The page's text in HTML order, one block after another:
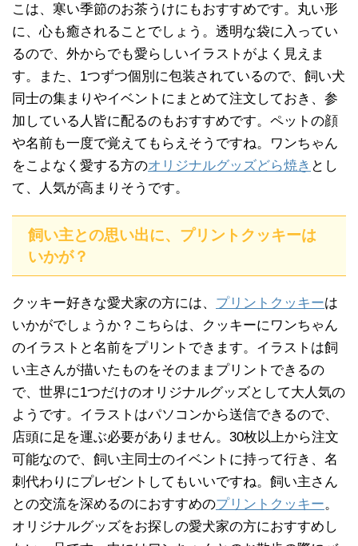
こは、寒い季節のお茶うけにもおすすめです。丸い形
に、心も癒されることでしょう。透明な袋に入ってい
るので、外からでも愛らしいイラストがよく見えま
す。また、1つずつ個別に包装されているので、飼い犬
同士の集まりやイベントにまとめて注文しておき、参
加している人皆に配るのもおすすめです。ペットの顔
や名前も一度で覚えてもらえそうですね。ワンちゃん
をこよなく愛する方のオリジナルグッズどら焼き とし
て、人気が高まりそうです。
飼い主との思い出に、プリントクッキーは
いかが？
クッキー好きな愛犬家の方には、 プリントクッキーは
いかがでしょうか？こちらは、クッキーにワンちゃん
のイラストと名前をプリントできます。イラストは飼
い主さんが描いたものをそのままプリントできるの
で、世界に1つだけのオリジナルグッズとして大人気の
ようです。イラストはパソコンから送信できるので、
店頭に足を運ぶ必要がありません。30枚以上から注文
可能なので、飼い主同士のイベントに持って行き、名
刺代わりにプレゼントしてもいいですね。飼い主さん
との交流を深めるのにおすすめのプリントクッキー。
オリジナルグッズをお探しの愛犬家の方におすすめし